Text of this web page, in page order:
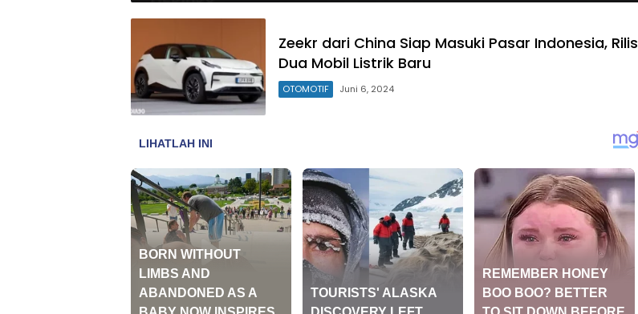
Zeekr dari China Siap Masuki Pasar Indonesia, Rilis
Dua Mobil Listrik Baru
OTOMOTIF Juni 6, 2024